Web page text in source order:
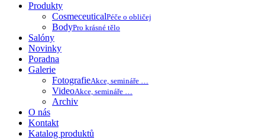
Produkty
CosmeceuticalPéče o obličej
BodyPro krásné tělo
Salóny
Novinky
Poradna
Galerie
FotografieAkce, semináře …
VideoAkce, semináře …
Archiv
O nás
Kontakt
Katalog produktů